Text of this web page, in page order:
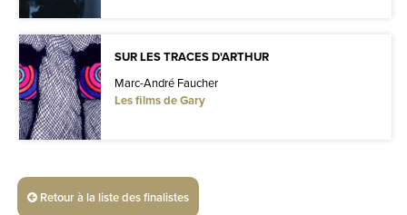
SUR LES TRACES D'ARTHUR
Marc-André Faucher
Les films de Gary
Retour à la liste des finalistes